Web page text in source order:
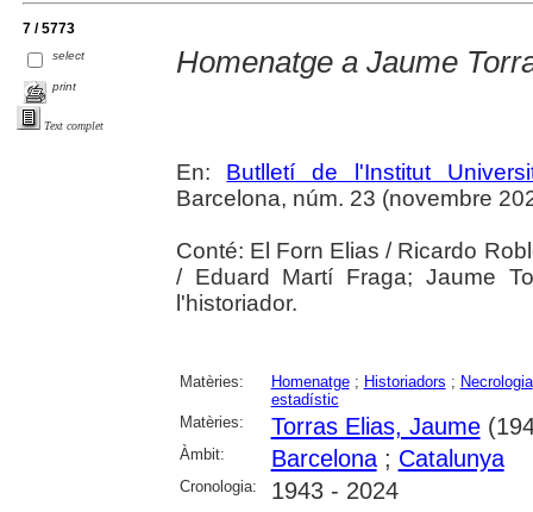
7 / 5773
select
print
Text complet
Homenatge a Jaume
En: Butlletí de l'Institut
Barcelona, núm. 23 (novembre
Conté: El Forn Elias / Ricardo
/ Eduard Martí Fraga; Jaume
l'historiador.
Matèries: Homenatge; Historiadors ; Necrologia
estadístic
Matèries:
Torras Elias, Jaume
Àmbit: Barcelona; Catalunya
Cronologia: 1943 - 2024